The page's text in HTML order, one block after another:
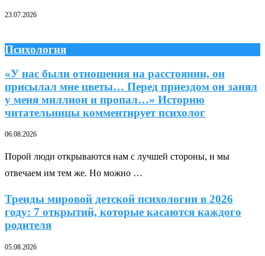
23.07.2026
Психология
«У нас были отношения на расстоянии, он
присылал мне цветы… Перед приездом он занял
у меня миллион и пропал…» Историю
читательницы комментирует психолог
06.08.2026
Порой люди открываются нам с лучшей стороны, и мы
отвечаем им тем же. Но можно …
Тренды мировой детской психологии в 2026
году: 7 открытий, которые касаются каждого
родителя
05.08.2026